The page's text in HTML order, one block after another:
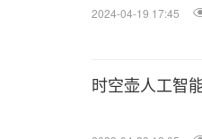
2024-04-19 17:45
时空壶人工智